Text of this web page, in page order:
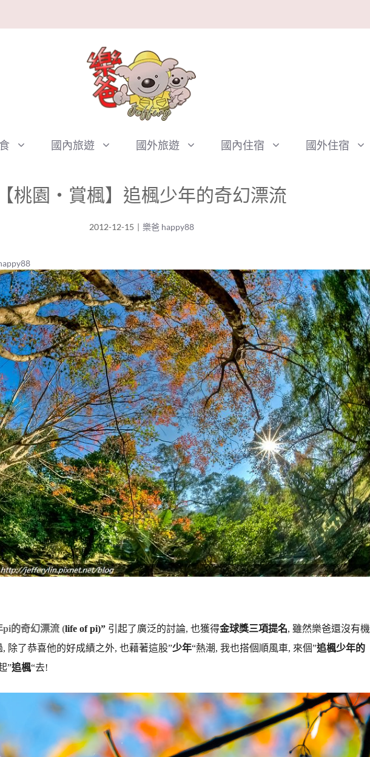
國內旅遊 國外旅遊 國內住宿 國外住宿
【桃園‧賞楓】追楓少年的奇幻漂流
2012-12-15 | 樂爸 happy88
pi的奇幻漂流 (life of pi)” 引起了廣泛的討論, 也獲得金球獎三項提名, 雖然樂爸還沒有機
除了恭喜他的好成績之外, 也藉著這股”少年“熱潮, 我也搭個順風車, 來個”追楓少年的
”追楓“去!